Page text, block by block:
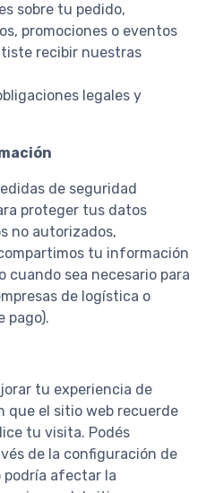
sobre tu pedido,
promociones o eventos
recibir nuestras
legales y
de seguridad
proteger tus datos
no autorizados,
tu información
cuando sea necesario para
de logística o
pago).
tu experiencia de
que el sitio web recuerde
tu visita. Podés
de la configuración de
podría afectar la